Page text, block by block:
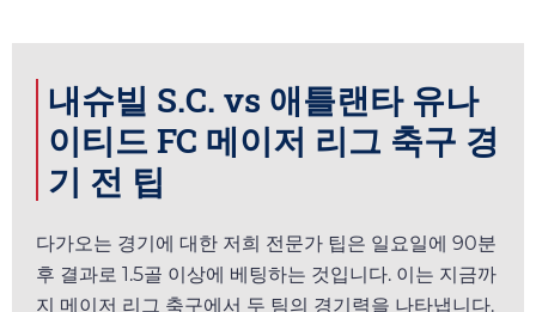
내슈빌 S.C. vs 애틀랜타 유나
이티드 FC 메이저 리그 축구 경
기 전 팁
다가오는 경기에 대한 저희 전문가 팁은 일요일에 90분
후 결과로 1.5골 이상에 베팅하는 것입니다. 이는 지금까
지 메이저 리그 축구에서 두 팀의 경기력을 나타냅니다.